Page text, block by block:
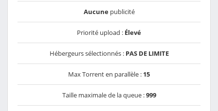
Aucunepublicité
Priorité upload : Élevé
Hébergeurs sélectionnés : PAS DE LIMITE
Max Torrent en parallèle : 15
Taille maximale de la queue :999